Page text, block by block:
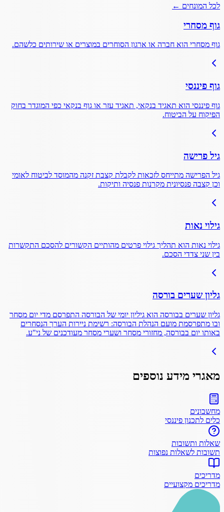
לכל המונחים ←
גוף מסחרי
גוף מסחרי הוא חברה או ארגון הסוחרים במוצרים או שירותים כלשהם.
גוף פיננסי
גוף פיננסי הוא תאגיד בנקאי, תאגיד עזר או גוף בנקאי כפי המוגדר בחוק
הפיקוח על הביטוח.
גיל פרישה
גיל הפרישה מתייחס לזכאות לקבלת קצבת זקנה מהמוסד לביטוח לאומי
וכן קצבה פנסיונית מקרנות פנסיה ותיקות.
גילוי נאות
גילוי נאות הוא תהליך גילוי פרטים מהותיים הקשורים להסכם התקשרות
בין שני צדדי הסכם.
גליון שערים בורסה
גליון שערים בבורסה הוא גיליון יומי של הבורסה התפרסם מדי יום מסחר
ובו מתפרסמת מועם הנהלת הבורסה: רשימת ניירות הערך הנסחרים
באותו יום בבורסה, מחזורי מסחר ושערי מסחר מעודכנים של ני"ע.
מאגרי מידע נוספים
מחשבונים
כלים לתכנון פיננסי
שאלות ותשובות
תשובות לשאלות נפוצות
מדריכים
מדריכים מקצועיים